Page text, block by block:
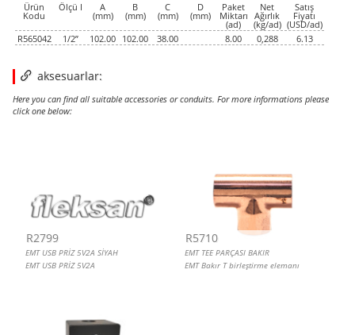
Ürün
Kodu
Ölçü I A
(mm)
B
(mm)
C
(mm)
D
(mm)
Paket
Miktarı
(ad)
Net
Ağırlık
(kg/ad)
Satış
Fiyatı
(USD/ad)
R565042
1/2” 102.00 102.00 38.00 8.00 0,288 6.13
aksesuarlar:
Here you can find all suitable accessories or conduits. For more informations please
click one below:
R2799
EMT USB PRİZ 5V2A SİYAH
EMT USB PRİZ 5V2A
R5710
EMT TEE PARÇASI BAKIR
EMT Bakır T birleştirme elemanı